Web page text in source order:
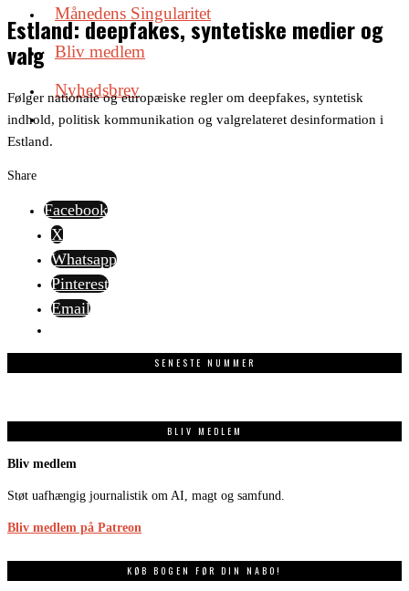
Månedens Singularitet
Bliv medlem
Nyhedsbrev
Estland: deepfakes, syntetiske medier og
valg
Følger nationale og europæiske regler om deepfakes, syntetisk
indhold, politisk kommunikation og valgrelateret desinformation i
Estland.
Share
Facebook
X
Whatsapp
Pinterest
Email
SENESTE NUMMER
BLIV MEDLEM
Bliv medlem
Støt uafhængig journalistik om AI, magt og samfund.
Bliv medlem på Patreon
KØB BOGEN FØR DIN NABO!